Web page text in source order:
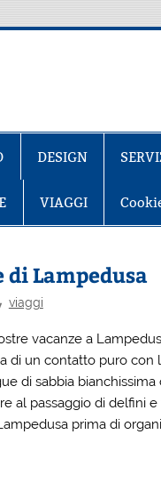
DESIGN
VIAGGI
di Lampedusa
viaggi
vacanze a
di un contatto puro
di sabbia
al passaggio di
prima di